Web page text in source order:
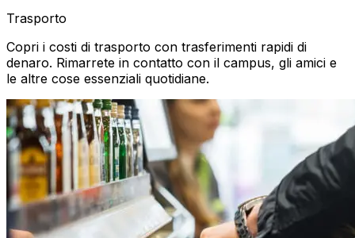
Trasporto
Copri i costi di trasporto con trasferimenti rapidi di
denaro. Rimarrete in contatto con il campus, gli amici e
le altre cose essenziali quotidiane.